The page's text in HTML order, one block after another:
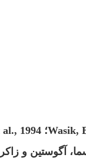
آگوستین و زاکر